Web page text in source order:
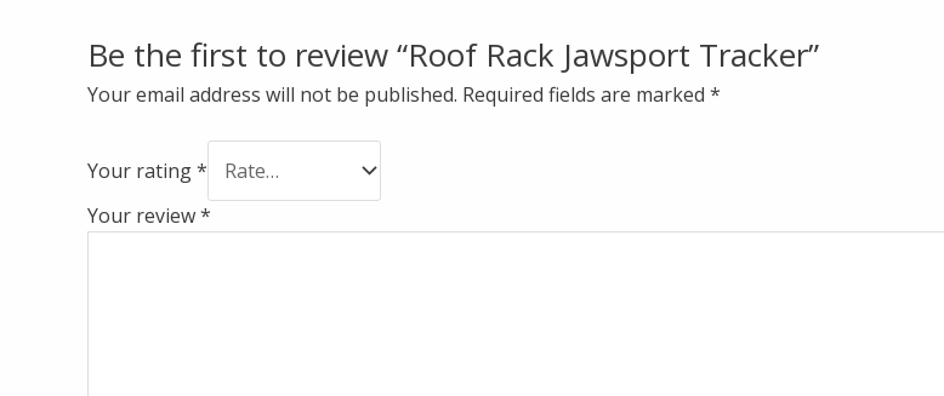
Be the first to review “Roof Rack Jawsport Tracker”
Your email address will not be published. Required fields are marked *
Your rating*
Your review*